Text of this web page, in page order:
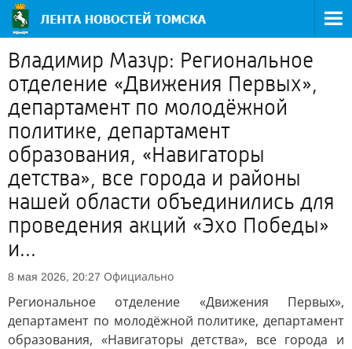
Владимир Мазур: Региональное
отделение «Движения Первых»,
департамент по молодёжной
политике, департамент
образования, «Навигаторы
детства», все города и районы
нашей области объединились для
проведения акций «Эхо Победы»
и...
8 мая 2026, 20:27 Официально
Региональное отделение «Движения Первых»,
департамент по молодёжной политике, департамент
образования, «Навигаторы детства», все города и